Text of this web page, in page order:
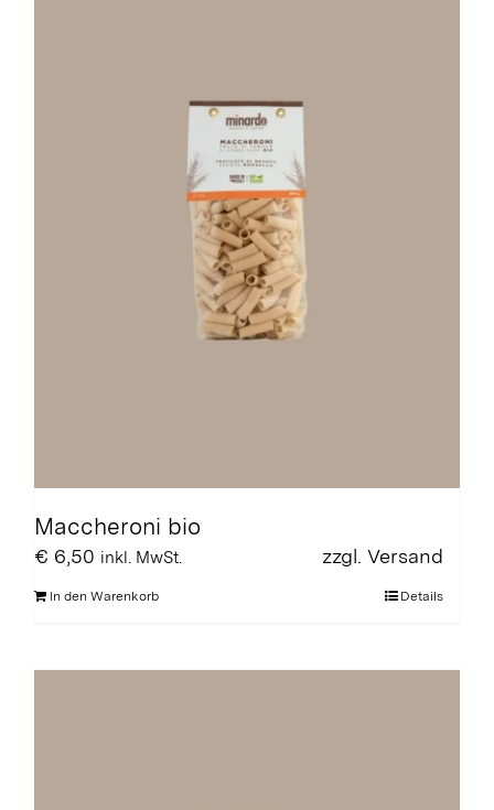
Maccheroni bio
€ 6,50 inkl. MwSt. zzgl. Versand
In den Warenkorb Details